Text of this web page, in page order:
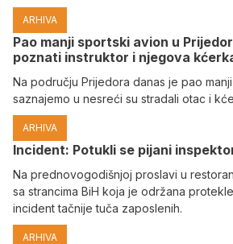
ARHIVA
Pao manji sportski avion u
poznati instruktor i njegova
Na području Prijedora danas je pao
saznajemo u nesreći su stradali otac i
ARHIVA
Incident: Potukli se pijani
Na prednovogodišnjoj proslavi u
sa strancima BiH koja je održana
incident tačnije tuča zaposlenih.
ARHIVA